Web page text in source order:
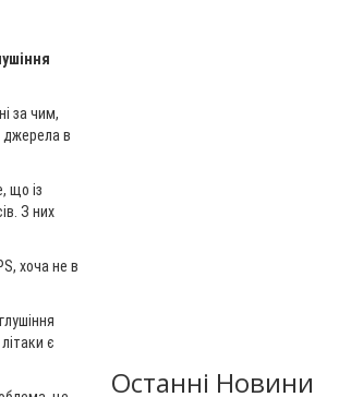
за чим,
джерела в
що із
З них
хоча не в
є
Останні Новини